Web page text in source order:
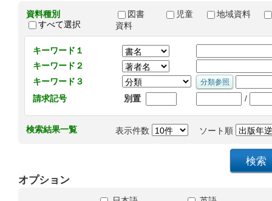
資料種別
すべて選択
図書 児童
地域資料
資料
キーワード１
キーワード２
キーワード３
請求記号
別置 /
検索結果一覧 表示件数 ソート順
オプション